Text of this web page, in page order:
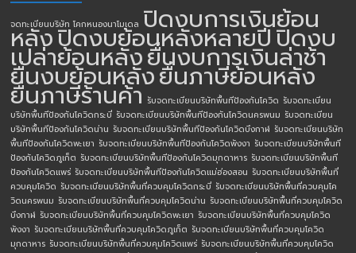
จดทะเบียนบริษัท โคกหนองนาโมเดล ปิดงบการเงินย้อน
หลังปิดงบย้อนหลังหลายปีปิดงบ
เปล่าย้อนหลังยื่นงบการเงินล่าช้า
ยื่นงบย้อนหลังยื่นภาษีย้อนหลัง
ยื่นภาษีร้านค้า รับจดทะเบียนบริษัทพื้นทีป้องกันโควิด รับจดทะเบียน
บริษัทพื้นทีป้องกันโควิดกระบี่ รับจดทะเบียนบริษัทพื้นทีป้องกันโควิดนครพนม รับจดทะเบียน
บริษัทพื้นทีป้องกันโควิดน่าน รับจดทะเบียนบริษัทพื้นทีป้องกันโควิดบึงกาฬ รับจดทะเบียนบริษัท
พื้นทีป้องกันโควิดพะเยา รับจดทะเบียนบริษัทพื้นทีป้องกันโควิดพังงา รับจดทะเบียนบริษัทพื้นที
ป้องกันโควิดภูเก็ต รับจดทะเบียนบริษัทพื้นทีป้องกันโควิดมุกดาหาร รับจดทะเบียนบริษัทพื้นที
ป้องกันโควิดแพร่ รับจดทะเบียนบริษัทพื้นทีป้องกันโควิดแม่ฮ่องสอน รับจดทะเบียนบริษัทพื้นที่
ควบคุมโควิด รับจดทะเบียนบริษัทพื้นที่ควบคุมโควิดกระบี่ รับจดทะเบียนบริษัทพื้นที่ควบคุมโค
วิดนครพนม รับจดทะเบียนบริษัทพื้นที่ควบคุมโควิดน่าน รับจดทะเบียนบริษัทพื้นที่ควบคุมโควิด
บึงกาฬ รับจดทะเบียนบริษัทพื้นที่ควบคุมโควิดพะเยา รับจดทะเบียนบริษัทพื้นที่ควบคุมโควิด
พังงา รับจดทะเบียนบริษัทพื้นที่ควบคุมโควิดภูเก็ต รับจดทะเบียนบริษัทพื้นที่ควบคุมโควิด
มุกดาหาร รับจดทะเบียนบริษัทพื้นที่ควบคุมโควิดแพร่ รับจดทะเบียนบริษัทพื้นที่ควบคุมโควิด